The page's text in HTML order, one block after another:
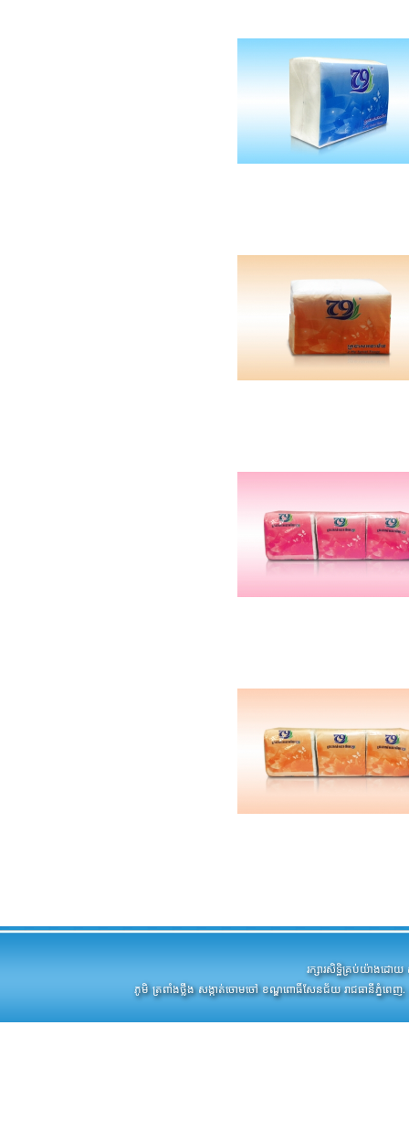
រក្សារសិទ្ឋិគ្រប់យ៉ាង
ភូមិ ត្រពាំងថ្លឹង សង្កាត់ចោមចៅ ខណ្ឌពោធិ៍សែនជ័យ រាជធានីភ្